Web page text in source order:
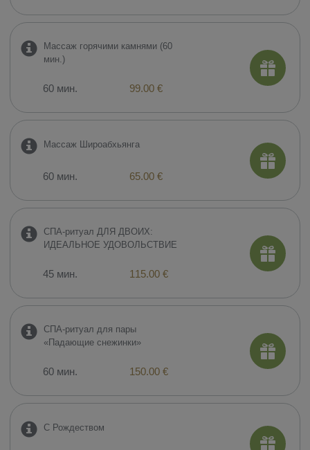
Массаж горячими камнями (60
мин.)
60 мин. 99.00 €
Массаж Широабхьянга
60 мин. 65.00 €
СПА-ритуал ДЛЯ ДВОИХ:
ИДЕАЛЬНОЕ УДОВОЛЬСТВИЕ
45 мин. 115.00 €
СПА-ритуал для пары
«Падающие снежинки»
60 мин. 150.00 €
С Рождеством